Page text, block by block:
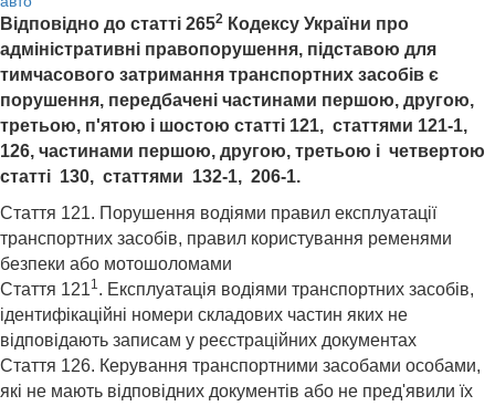
Відповідно до статті 2652 Кодексу України про
адміністративні правопорушення, підставою для
тимчасового затримання транспортних засобів є
порушення, передбачені частинами першою, другою,
третьою, п'ятою і шостою статті 121, статтями 121-1,
126, частинами першою, другою, третьою і четвертою
статті 130, статтями 132-1, 206-1.
Стаття 121. Порушення водіями правил експлуатації
транспортних засобів, правил користування ременями
безпеки або мотошоломами
Стаття 1211. Експлуатація водіями транспортних засобів,
ідентифікаційні номери складових частин яких не
відповідають записам у реєстраційних документах
Стаття 126. Керування транспортними засобами особами,
які не мають відповідних документів або не пред'явили їх